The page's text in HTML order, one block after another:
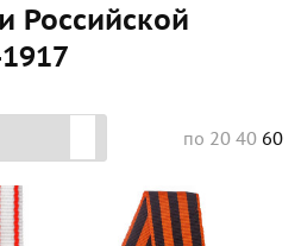
Российской
по 20 40 60